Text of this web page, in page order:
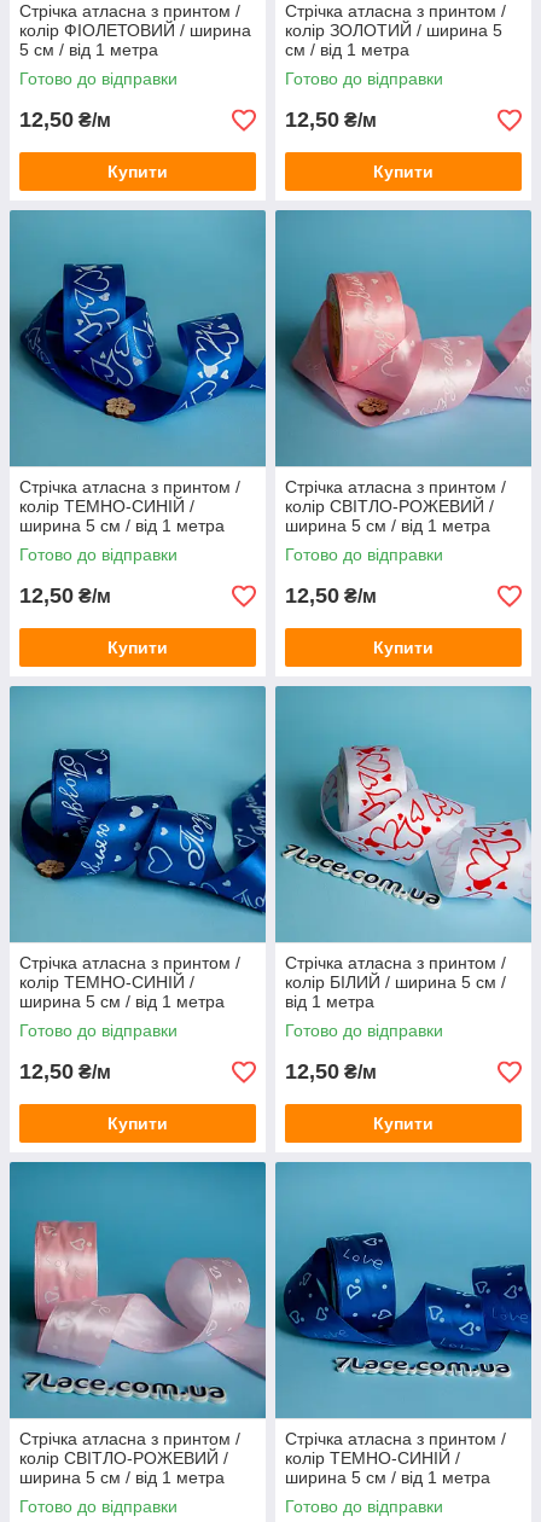
Стрічка атласна з принтом /
колір ФІОЛЕТОВИЙ / ширина
5 см / від 1 метра
Готово до відправки
12,50 ₴/м
Купити
Стрічка атласна з принтом /
колір ЗОЛОТИЙ / ширина 5
см / від 1 метра
Готово до відправки
12,50 ₴/м
Купити
Стрічка атласна з принтом /
колір ТЕМНО-СИНІЙ /
ширина 5 см / від 1 метра
Готово до відправки
12,50 ₴/м
Купити
Стрічка атласна з принтом /
колір СВІТЛО-РОЖЕВИЙ /
ширина 5 см / від 1 метра
Готово до відправки
12,50 ₴/м
Купити
Стрічка атласна з принтом /
колір ТЕМНО-СИНІЙ /
ширина 5 см / від 1 метра
Готово до відправки
12,50 ₴/м
Купити
Стрічка атласна з принтом /
колір БІЛИЙ / ширина 5 см /
від 1 метра
Готово до відправки
12,50 ₴/м
Купити
Стрічка атласна з принтом /
колір СВІТЛО-РОЖЕВИЙ /
ширина 5 см / від 1 метра
Готово до відправки
Стрічка атласна з принтом /
колір ТЕМНО-СИНІЙ /
ширина 5 см / від 1 метра
Готово до відправки